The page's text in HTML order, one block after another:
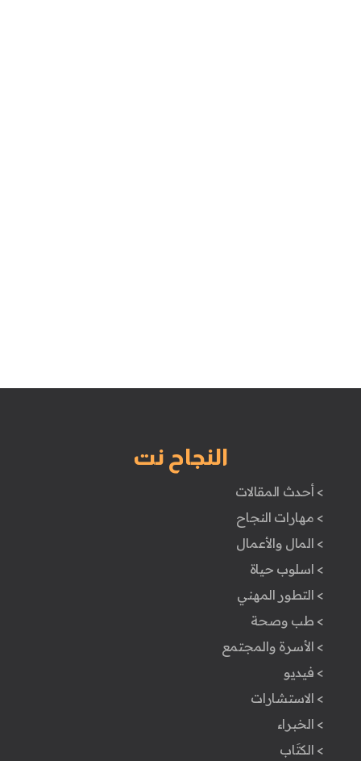
النجاح نت
> أحدث المقالات
> مهارات النجاح
> المال والأعمال
> اسلوب حياة
> التطور المهني
> طب وصحة
> الأسرة والمجتمع
> فيديو
> الاستشارات
> الخبراء
> الكتَاب